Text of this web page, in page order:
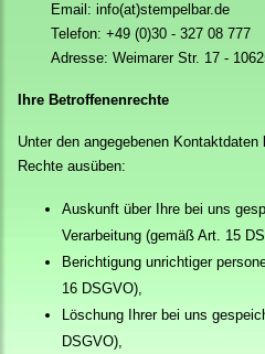
Email: info(at)stempelbar.de
Telefon: +49 (0)30 - 327 08 777
Adresse: Weimarer Str. 17 -
Ihre Betroffenenrechte
Unter den angegebenen
Rechte ausüben:
Auskunft über Ihre bei uns
Verarbeitung (gemäß Art. 15
Berichtigung unrichtiger
16 DSGVO),
Löschung Ihrer bei uns
DSGVO),